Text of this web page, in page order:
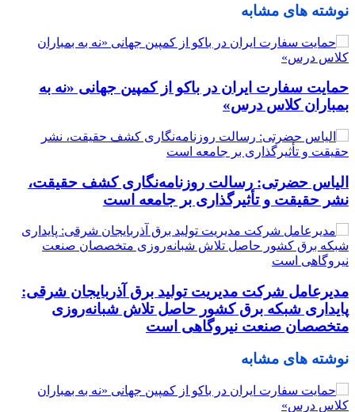
نوشته های مشابه
حمایت سفارت ایران در باکو از کمپین جهانی «نه به
بمباران کلاس درس»
الیاس حضرتی: رسالت روزنامه‌نگاری کشف حقیقت،
نشر حقیقت و تأثیرگذاری بر جامعه است
مدیرعامل شرکت مدیریت تولید برق آذربایجان شرقی:
پایداری شبکه برق کشور حاصل تلاش شبانه‌روزی
متخصصان صنعت نیروگاهی است
نوشته های مشابه